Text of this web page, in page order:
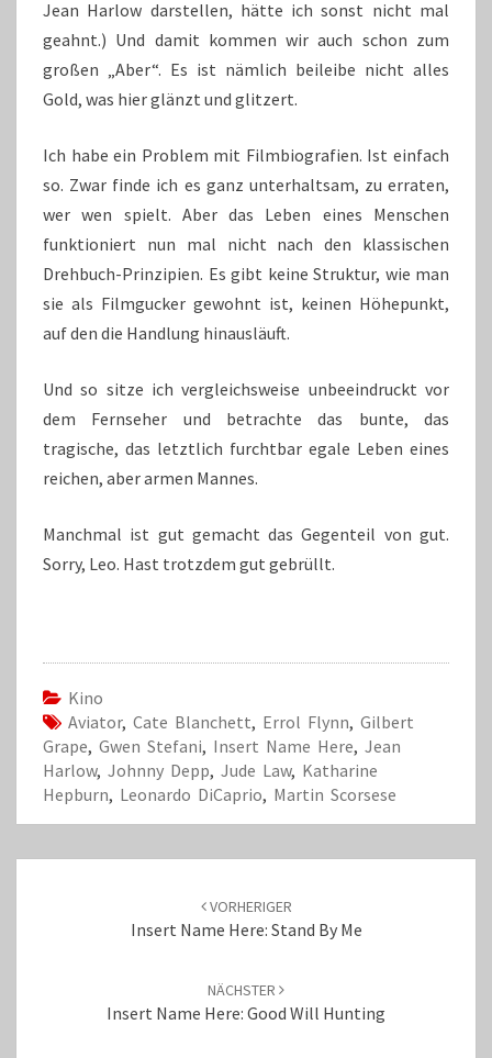
Jean Harlow darstellen, hätte ich sonst nicht mal
geahnt.) Und damit kommen wir auch schon zum
großen „Aber“. Es ist nämlich beileibe nicht alles
Gold, was hier glänzt und glitzert.
Ich habe ein Problem mit Filmbiografien. Ist einfach
so. Zwar finde ich es ganz unterhaltsam, zu erraten,
wer wen spielt. Aber das Leben eines Menschen
funktioniert nun mal nicht nach den klassischen
Drehbuch-Prinzipien. Es gibt keine Struktur, wie man
sie als Filmgucker gewohnt ist, keinen Höhepunkt,
auf den die Handlung hinausläuft.
Und so sitze ich vergleichsweise unbeeindruckt vor
dem Fernseher und betrachte das bunte, das
tragische, das letztlich furchtbar egale Leben eines
reichen, aber armen Mannes.
Manchmal ist gut gemacht das Gegenteil von gut.
Sorry, Leo. Hast trotzdem gut gebrüllt.
Kino
Aviator, Cate Blanchett, Errol Flynn, Gilbert
Grape, Gwen Stefani, Insert Name Here, Jean
Harlow, Johnny Depp, Jude Law, Katharine
Hepburn, Leonardo DiCaprio, Martin Scorsese
VORHERIGER
Insert Name Here: Stand By Me
NÄCHSTER
Insert Name Here: Good Will Hunting